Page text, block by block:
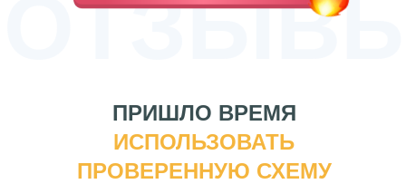
ПРИШЛО ВРЕМЯ
ИСПОЛЬЗОВАТЬ
ПРОВЕРЕННУЮ СХЕМУ